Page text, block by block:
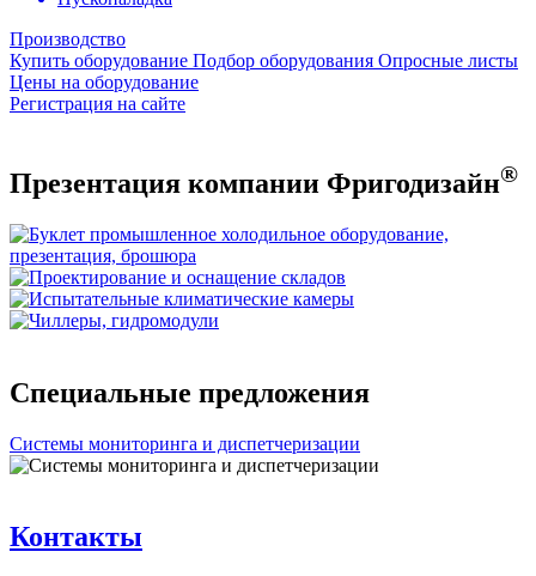
Производство
Купить оборудование Подбор оборудования Опросные листы
Цены на оборудование
Регистрация на сайте
Презентация компании Фригодизайн®
Специальные предложения
Системы мониторинга и диспетчеризации
Контакты